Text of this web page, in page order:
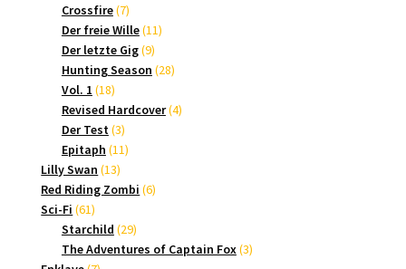
Crossfire 77
Produkte
Der freie Wille 1111
Der letzte Gig 99
Produkte
Hunting Season 2828
Vol. 1 1818
Produkte
Revised Hardcover 44
Der Test 33
Produkte
Epitaph 1111
Lilly Swan 1313
Produkte
Red Riding Zombi 66
Sci-Fi 6161
Produkte
Starchild 2929
Produkte
The Adventures of Captain Fox 33